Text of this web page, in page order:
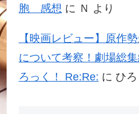
胞 感想 に Ｎ より
【映画レビュー】原作
について考察！劇場総
ろっく！ Re:Re: に ひろ